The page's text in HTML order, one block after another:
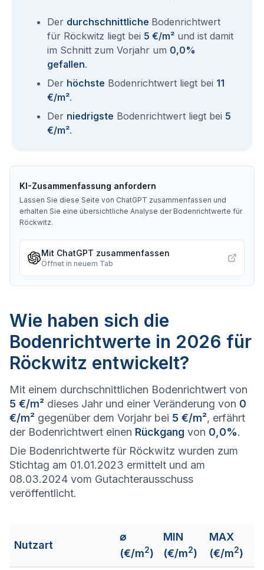
Der durchschnittliche Bodenrichtwert
für Röckwitz liegt bei 5 €/m² und ist damit
im Schnitt zum Vorjahr um 0,0%
gefallen.
Der höchste Bodenrichtwert liegt bei 11
€/m².
Der niedrigste Bodenrichtwert liegt bei 5
€/m².
KI-Zusammenfassung anfordern
Lassen Sie diese Seite von ChatGPT zusammenfassen und
erhalten Sie eine übersichtliche Analyse der Bodenrichtwerte für
Röckwitz.
Mit ChatGPT zusammenfassen
Öffnet in neuem Tab
Wie haben sich die
Bodenrichtwerte in 2026 für
Röckwitz entwickelt?
Mit einem durchschnittlichen Bodenrichtwert von
5 €/m² dieses Jahr und einer Veränderung von 0
€/m² gegenüber dem Vorjahr bei 5 €/m², erfährt
der Bodenrichtwert einen Rückgang von 0,0%.
Die Bodenrichtwerte für Röckwitz wurden zum
Stichtag am 01.01.2023 ermittelt und am
08.03.2024 vom Gutachterausschuss
veröffentlicht.
Nutzart
⌀
(€/m2)
MIN
(€/m2)
MAX
(€/m2)